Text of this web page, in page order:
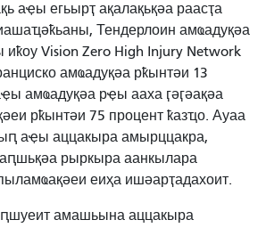
аҿы егьырҭ ақалақьқәа раасҭа
Тендерлоин амҩадуқәа
иҟоу Vision Zero High Injury Network
амҩадуқәа рҟынтәи 13
амҩадуқәа рҿы ааха ӷәӷәақәа
рҟынтәи 75 процент ҟазҵо. Ауаа
аҿы аццакыра амырццакра,
рыркыра аанкылара
еиҳа ишәарҭадахоит.
амашьына аццакыра